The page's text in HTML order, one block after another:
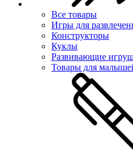
Все товары
Игры для
Конструкторы
Куклы
Развивающие
Товары для